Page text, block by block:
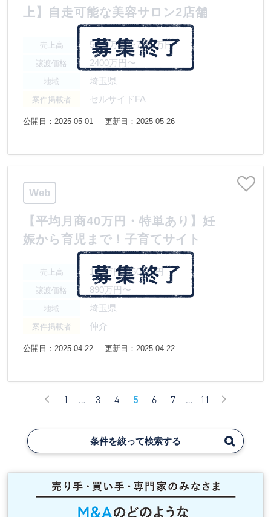
上】自走可能な美容サロン2店舗
売上高 5000万円〜7500万円
譲渡価格 2400万円〜
地域 埼玉県
案件掲載者 セルサイドFA
公開日：2025-05-01 更新日：2025-05-26
Web
【平均月商40万円・特単あり】妊
娠から育児まで！子育てサイト
売上高 100万円〜500万円
譲渡価格 890万円〜
地域 埼玉県
案件掲載者 仲介
公開日：2025-04-22 更新日：2025-04-22
1 … 3 4 5 6 7 … 11
条件を絞って検索する